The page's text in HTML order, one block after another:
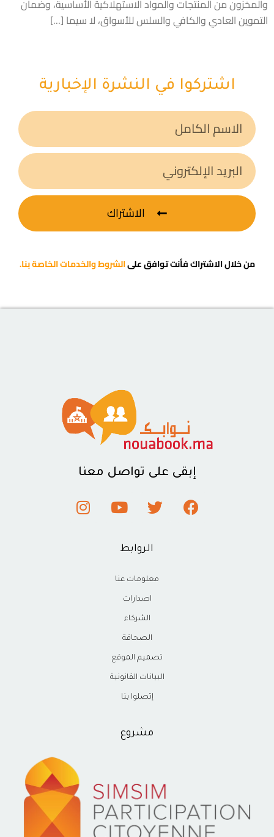
والمخزون من المنتجات والمواد الاستهلاكية الأساسية، وضمان
التموين العادي والكافي والسلس للأسواق، لا سيما […]
اشتركوا في النشرة الإخبارية
الاشتراك
من خلال الاشتراك فأنت توافق علىالشروط والخدمات الخاصة بنا.
إبقى على تواصل معنا
الروابط
معلومات عنا
اصدارات
الشركاء
الصحافة
تصميم الموقع
البيانات القانونية
إتصلوا بنا
مشروع